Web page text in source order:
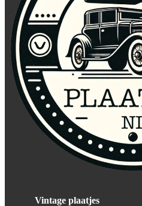
Vintage plaatjes